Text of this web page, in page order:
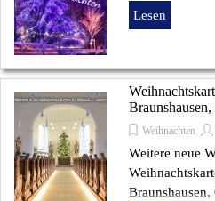
Lesen
Weihnachten
Weitere neue
Braunshausen,